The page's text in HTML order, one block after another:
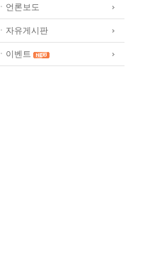
ㆍ언론보도
ㆍ자유게시판
ㆍ이벤트